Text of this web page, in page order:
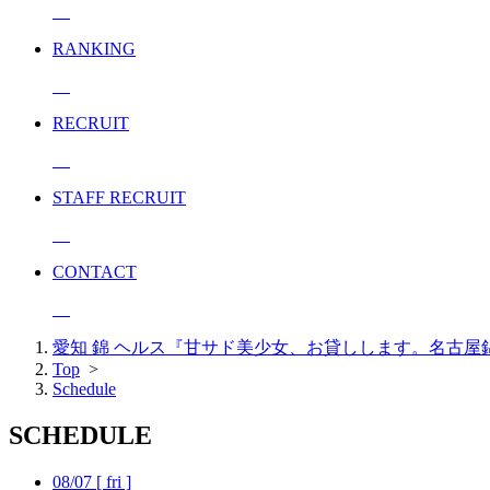
RANKING
RECRUIT
STAFF RECRUIT
CONTACT
愛知 錦 ヘルス『甘サド美少女、お貸しします。名古屋
Top >
Schedule
SCHEDULE
08/07 [ fri ]